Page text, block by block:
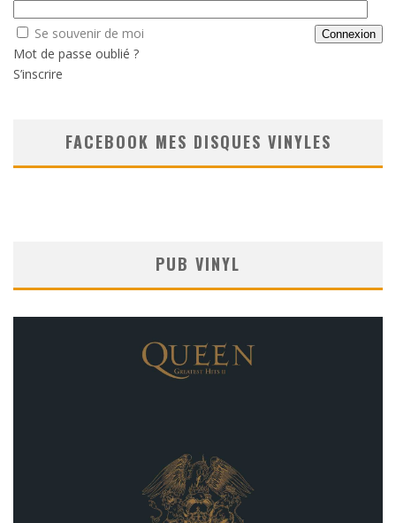
Se souvenir de moi
Mot de passe oublié ?
S’inscrire
FACEBOOK MES DISQUES VINYLES
PUB VINYL